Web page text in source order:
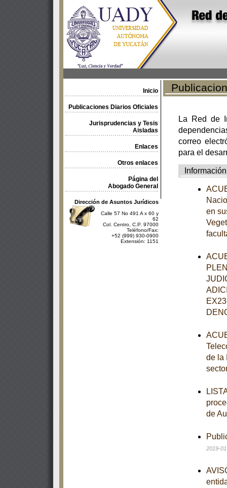
Inicio
Publicaciones Diarios Oficiales
Jurisprudencias y Tesis
Aisladas
Enlaces
Otros enlaces
Página del
Abogado General
Dirección de Asuntos Jurídicos
Calle 57 No 491 A x 60 y
62
Col. Centro, C.P. 97000
Teléfono/Fax:
+52 (999) 930-0900
Extensión: 1151
La Red de
correo
para el
Información
en
de la
de
2019-